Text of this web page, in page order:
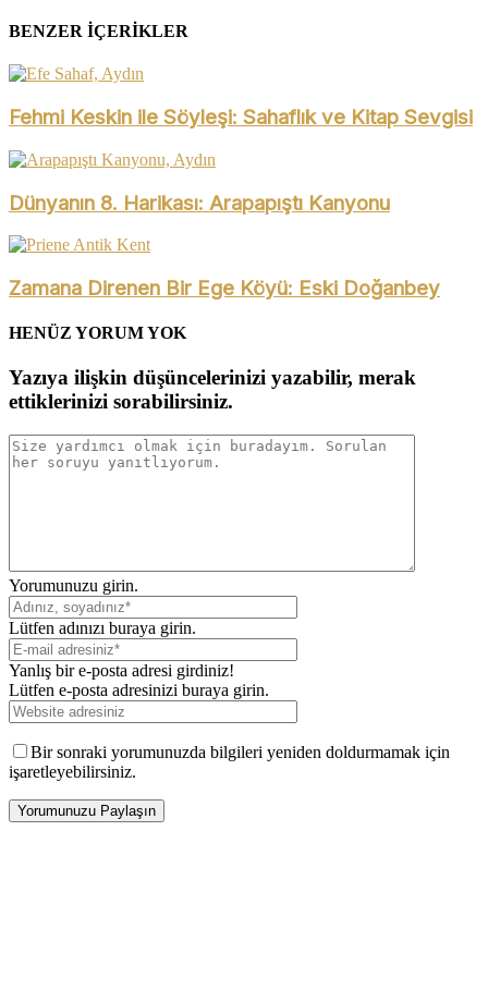
BENZER İÇERİKLER
Fehmi Keskin ile Söyleşi: Sahaflık ve Kitap Sevgisi
Dünyanın 8. Harikası: Arapapıştı Kanyonu
Zamana Direnen Bir Ege Köyü: Eski Doğanbey
HENÜZ YORUM YOK
Yazıya ilişkin düşüncelerinizi yazabilir, merak
ettiklerinizi sorabilirsiniz.
Yorumunuzu girin.
Lütfen adınızı buraya girin.
Yanlış bir e-posta adresi girdiniz!
Lütfen e-posta adresinizi buraya girin.
Bir sonraki yorumunuzda bilgileri yeniden doldurmamak için
işaretleyebilirsiniz.